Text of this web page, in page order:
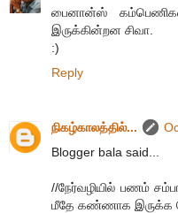
பைனான்ஸ்
இருக்கின்றன சிவா.
:)
Reply
நிகழ்காலத்தில்...
Blogger bala said...
//நேர்வழியில் பணம்
மீதே கண்ணாக இருக்க